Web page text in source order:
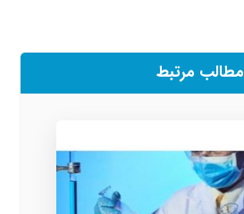
مطالب مرتبط